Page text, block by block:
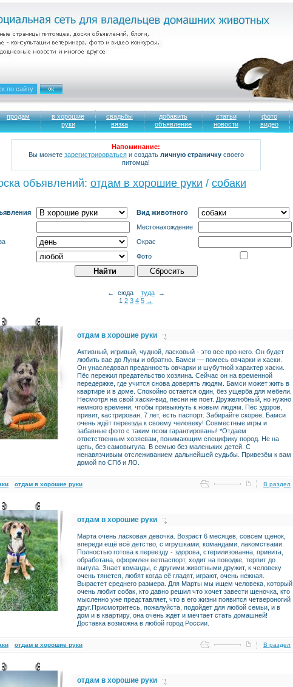
продам
в хорошие
руки
свадьбы
вязка
добавить
объявление
статьи
новости
фото
видео
Напоминание:
Вы можете зарегистрироватьсяи создать личную страничкусвоего
питомца!
объявлений: отдам в хорошие руки / cобаки
Вид животного
Местонахождение
Окрас
Фото
← сюда туда→
1 2 3 4 5 →
отдам в хорошие руки
Активный, игривый, чудной, ласковый - это все про него. Он будет
любить вас до Луны и обратно. Бамси — помесь овчарки и хаски.
Он унаследовал преданность овчарки и шубутной характер хаски.
Пёс пережил предательство хозяина. Сейчас он на временной
передержке, где учится снова доверять людям. Бамси может жить в
квартире и в доме. Спокойно остается один, без ущерба для мебели.
Несмотря на свой хаски-вид, песни не поёт. Дружелюбный, но нужно
немного времени, чтобы привыкнуть к новым людям. Пёс здоров,
привит, кастрирован, 7 лет, есть паспорт. Забирайте скорее, Бамси
очень ждёт переезда к своему человеку! Совместные игры и
забавные фото с таким псом гарантированы! *Отдаем
ответственным хозяевам, понимающим специфику пород. Не на
цепь, без самовыгула. В семью без маленьких детей. С
ненавязчивым отслеживанием дальнейшей судьбы. Привезём к вам
домой по СПб и ЛО.
отдам в хорошие руки В раздел
отдам в хорошие руки
Марта очень ласковая девочка. Возраст 6 месяцев, совсем щенок,
впереди ещё всё детство, с игрушками, командами, лакомствами.
Полностью готова к переезду - здорова, стерилизованна, привита,
обработана, оформлен ветпаспорт, ходит на поводке, терпит до
выгула. Знает команды, с другими животными дружит, к человеку
очень тянется, любят когда её гладят, играют, очень нежная.
Вырастет среднего размера. Для Марты мы ищем человека, который
очень любит собак, кто давно решил что хочет завести щеночка, кто
мысленно уже представляет, что в его жизни появится четвероногий
друг.Присмотритесь, пожалуйста, подойдет для любой семьи, и в
дом и в квартиру, она очень ждёт и мечтает стать домашней!
Доставка возможна в любой город России.
отдам в хорошие руки В раздел
отдам в хорошие руки